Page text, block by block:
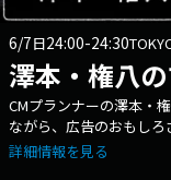
6/7日24:00-24:30
澤本・権八
CMプランナーの澤本・
ながら、広告のおもし
くだけで、広告やラジ
詳細情報を見る